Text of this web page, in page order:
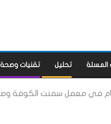
تحليل تقنيات وصحة